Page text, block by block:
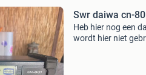
Swr daiwa cn-
Heb hier nog een
wordt hier niet